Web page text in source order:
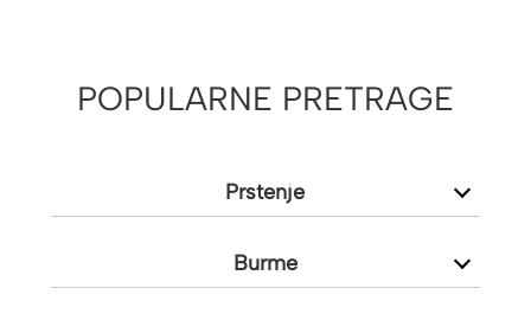
POPULARNE PRETRAGE
Prstenje
Burme